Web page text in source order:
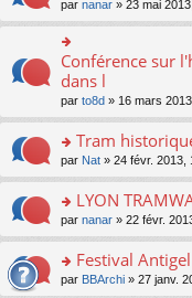
c
e
nt
pl
u
s
ré
c
e
nt
n
le
pl
u
s
e
nt
g
e
n
o
lu
le
pl
u
s
e
nt
s
g
e
n
o
lu
le
pl
u
s
e
nt
er
le
m
e
s
a
e
n
o
lu
le
pl
u
s
o
n
s
ult
er
le
m
e
s
a
e
n
o
lu
le
par nanar » 23 mai
o
n
ult
er
le
m
e
s
a
g
e
n
Conférence sur
dans l
par to8d » 16 mars
o
n
ult
er
le
m
e
Tram
par Nat » 24 févr. 2013,
o
n
ult
er
LYON
par nanar » 22 févr.
o
Festival Antigel
par BBArchi » 27 janv.